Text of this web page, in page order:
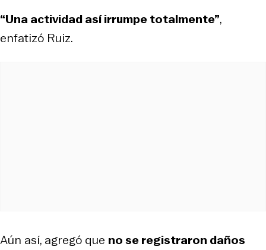
“Una actividad así irrumpe totalmente”,
enfatizó Ruiz.
Aún así, agregó que no se registraron daños